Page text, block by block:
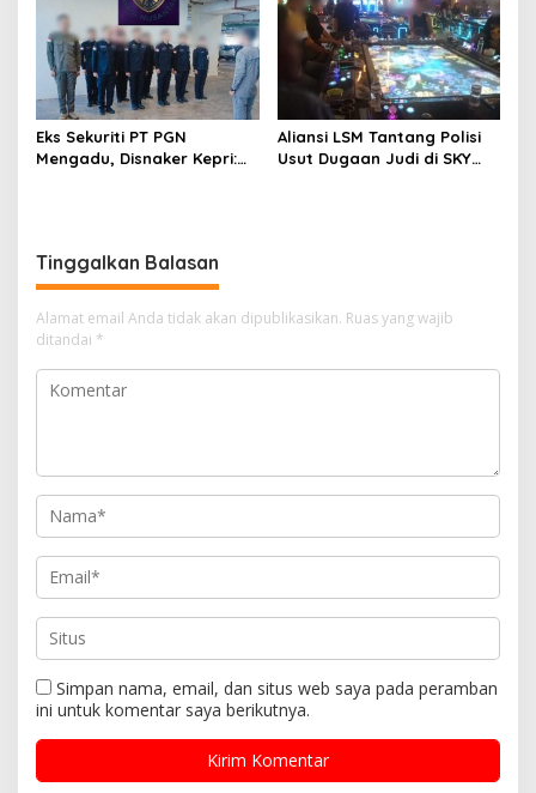
Eks Sekuriti PT PGN
Mengadu, Disnaker Kepri:
Aliansi LSM Tantang Polisi
Usut Dugaan Judi di SKY
Tinggalkan Balasan
Alamat email Anda tidak akan dipublikasikan. Ruas yang wajib
ditandai *
Simpan nama, email, dan situs web saya pada peramban
ini untuk komentar saya berikutnya.